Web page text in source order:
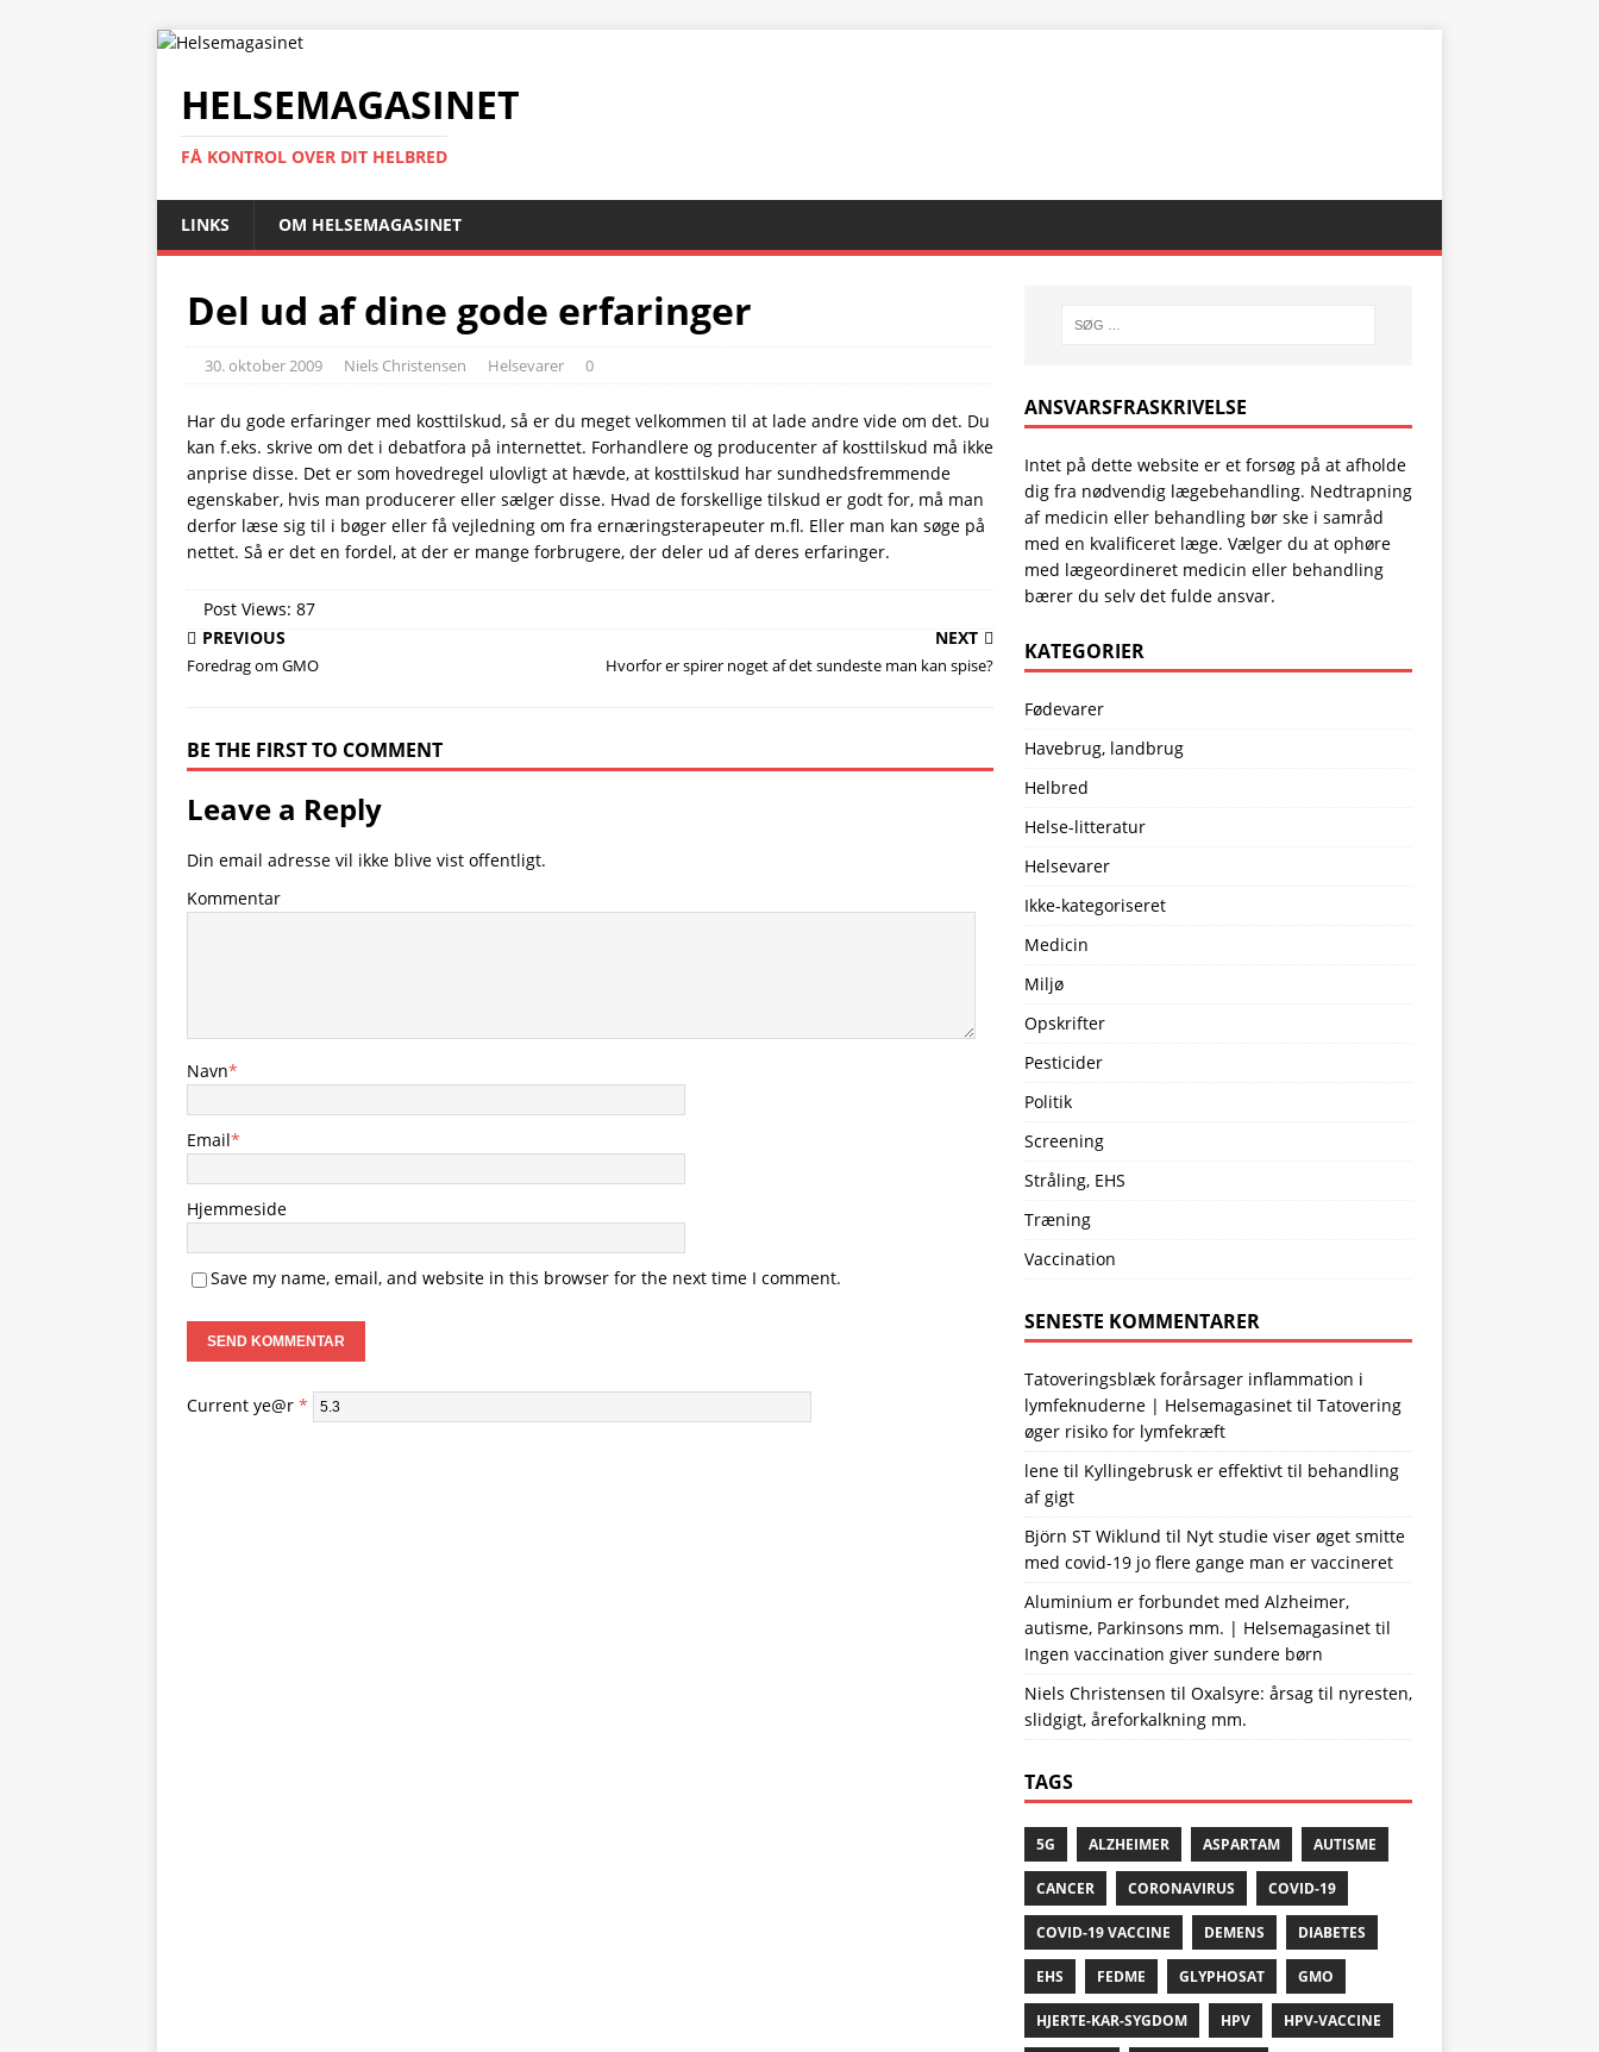
HELSEMAGASINET
FÅ KONTROL OVER DIT HELBRED
LINKS OM HELSEMAGASINET
Del ud af dine gode erfaringer
30. oktober 2009 Niels Christensen Helsevarer 0
Har du gode erfaringer med kosttilskud, så er du meget velkommen til at lade andre vide om det. Du
kan f.eks. skrive om det i debatfora på internettet. Forhandlere og producenter af kosttilskud må ikke
anprise disse. Det er som hovedregel ulovligt at hævde, at kosttilskud har sundhedsfremmende
egenskaber, hvis man producerer eller sælger disse. Hvad de forskellige tilskud er godt for, må man
derfor læse sig til i bøger eller få vejledning om fra ernæringsterapeuter m.fl. Eller man kan søge på
nettet. Så er det en fordel, at der er mange forbrugere, der deler ud af deres erfaringer.
Post Views: 87
PREVIOUS
Foredrag om GMO
NEXT
Hvorfor er spirer noget af det sundeste man kan spise?
BE THE FIRST TO COMMENT
Leave a Reply
Din email adresse vil ikke blive vist offentligt.
Kommentar
Navn*
Email*
Hjemmeside
Save my name, email, and website in this browser for the next time I comment.
Current ye@r *
ANSVARSFRASKRIVELSE
Intet på dette website er et forsøg på at afholde
dig fra nødvendig lægebehandling. Nedtrapning
af medicin eller behandling bør ske i samråd
med en kvalificeret læge. Vælger du at ophøre
med lægeordineret medicin eller behandling
bærer du selv det fulde ansvar.
KATEGORIER
Fødevarer
Havebrug, landbrug
Helbred
Helse-litteratur
Helsevarer
Ikke-kategoriseret
Medicin
Miljø
Opskrifter
Pesticider
Politik
Screening
Stråling, EHS
Træning
Vaccination
SENESTE KOMMENTARER
Tatoveringsblæk forårsager inflammation i
lymfeknuderne | Helsemagasinettil Tatovering
øger risiko for lymfekræft
lenetil Kyllingebrusk er effektivt til behandling
af gigt
Björn ST Wiklund til Nyt studie viser øget smitte
med covid-19 jo flere gange man er vaccineret
Aluminium er forbundet med Alzheimer,
autisme, Parkinsons mm. | Helsemagasinettil
Ingen vaccination giver sundere børn
Niels Christensen til Oxalsyre: årsag til nyresten,
slidgigt, åreforkalkning mm.
TAGS
5G ALZHEIMER ASPARTAM AUTISME
CANCER CORONAVIRUS COVID-19
COVID-19 VACCINE DEMENS DIABETES
EHS FEDME GLYPHOSAT GMO
HJERTE-KAR-SYGDOM HPV HPV-VACCINE